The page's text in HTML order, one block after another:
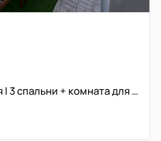
Первый ряд | Просторная | 3 спальни + комната для прислуги